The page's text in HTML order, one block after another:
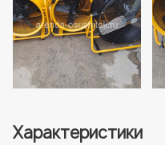
Характеристики